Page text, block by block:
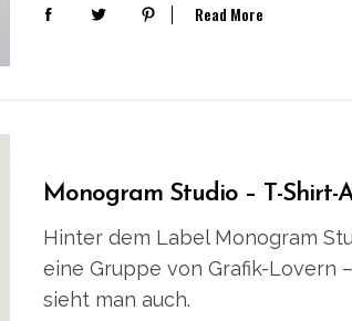
Read More
Monogram Studio – T-Shirt-
Hinter dem Label Monogram
eine Gruppe von Grafik-Lovern
sieht man auch.